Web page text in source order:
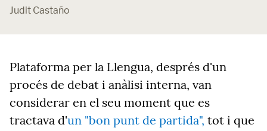
Judit Castaño
Plataforma per la Llengua, després d'un
procés de debat i anàlisi interna, van
considerar en el seu moment que es
tractava d'un "bon punt de partida", tot i que